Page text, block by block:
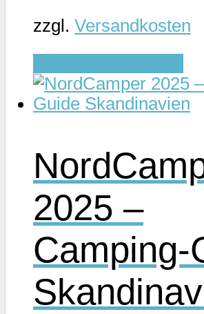
zzgl. Versandkosten
2025 –
Camping-